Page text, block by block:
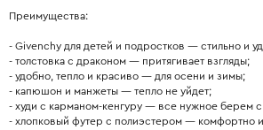
Преимущества:
- Givenchy для детей и подростков — стильно и
- толстовка с драконом — притягивает взгляды;
- удобно, тепло и красиво — для осени и зимы;
- капюшон и манжеты — тепло не уйдет;
- худи с карманом-кенгуру — все нужное берем
- хлопковый футер с полиэстером — комфортно